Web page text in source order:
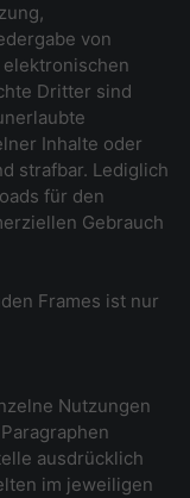
von
Dritter sind
Inhalte oder
strafbar. Lediglich
für den
Gebrauch
Frames ist nur
Nutzungen
ausdrücklich
im jeweiligen